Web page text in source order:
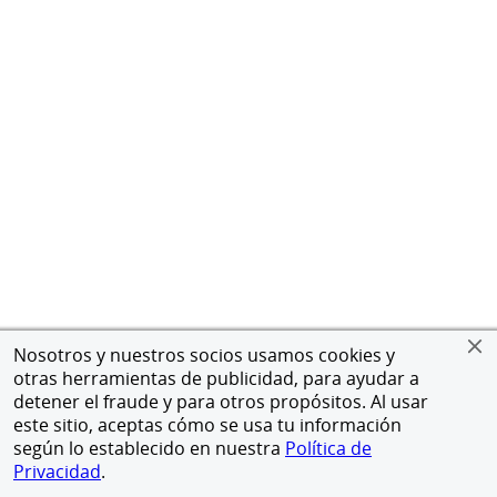
Nosotros y nuestros socios usamos cookies y
otras herramientas de publicidad, para ayudar a
detener el fraude y para otros propósitos. Al usar
este sitio, aceptas cómo se usa tu información
según lo establecido en nuestra Política de
Privacidad.